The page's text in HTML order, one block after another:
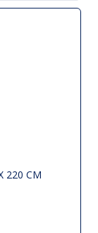
220 CM